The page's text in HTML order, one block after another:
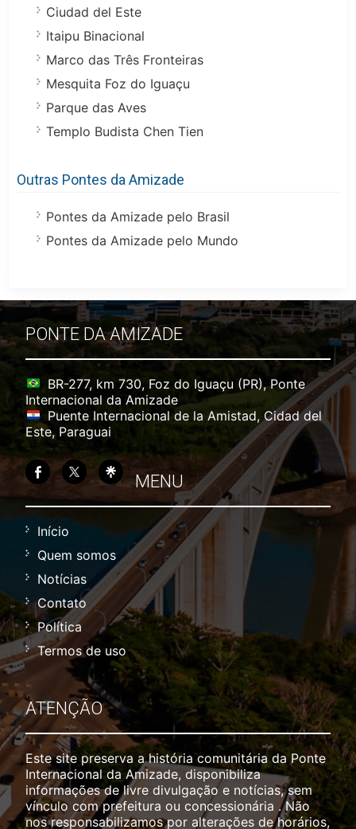
Ciudad del Este
Itaipu Binacional
Marco das Três Fronteiras
Mesquita Foz do Iguaçu
Parque das Aves
Templo Budista Chen Tien
Outras Pontes da Amizade
Pontes da Amizade pelo Brasil
Pontes da Amizade pelo Mundo
PONTE DA AMIZADE
BR-277, km 730, Foz do Iguaçu (PR), Ponte
Internacional da Amizade
Puente Internacional de la Amistad, Cidad del
Este, Paraguai
MENU
Início
Quem somos
Notícias
Contato
Política
Termos de uso
ATENÇÃO
Este site preserva a história comunitária da Ponte
Internacional da Amizade, disponibiliza
informações de livre divulgação e notícias, sem
vínculo com prefeitura ou concessionária . Não
nos responsabilizamos por alterações de horários,